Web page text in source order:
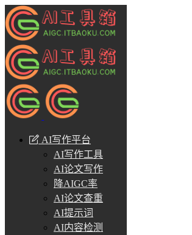
AI写作平台
AI写作工具
AI论文写作
降AIGC率
AI论文查重
AI提示词
AI内容检测